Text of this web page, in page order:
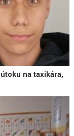
na taxikára,